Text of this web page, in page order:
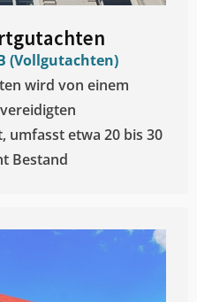
(Vollgutachten)
wird von einem
umfasst etwa 20 bis 30
Bestand